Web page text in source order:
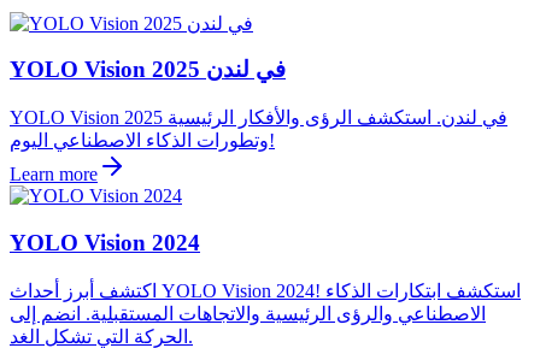
YOLO Vision 2025 في لندن
YOLO Vision 2025 في لندن. استكشف الرؤى والأفكار الرئيسية
وتطورات الذكاء الاصطناعي اليوم!
Learn more
YOLO Vision 2024
اكتشف أبرز أحداث YOLO Vision 2024! استكشف ابتكارات الذكاء
الاصطناعي والرؤى الرئيسية والاتجاهات المستقبلية. انضم إلى
الحركة التي تشكل الغد.